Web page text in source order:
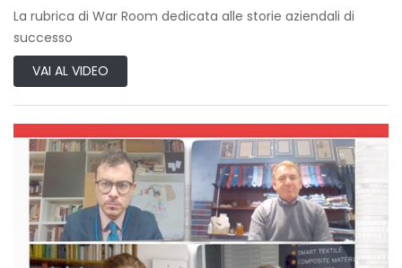
La rubrica di War Room dedicata alle storie aziendali di
successo
VAI AL VIDEO